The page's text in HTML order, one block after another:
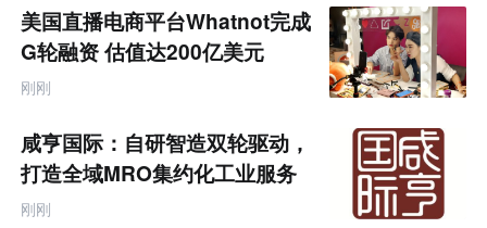
未
来
零
售
跨
境
产
业
互
联
网
美国直播电商平台Whatnot完成
G轮融资 估值达200亿美元
刚刚
咸亨国际：自研智造双轮驱动，
打造全域MRO集约化工业服务
商
刚刚